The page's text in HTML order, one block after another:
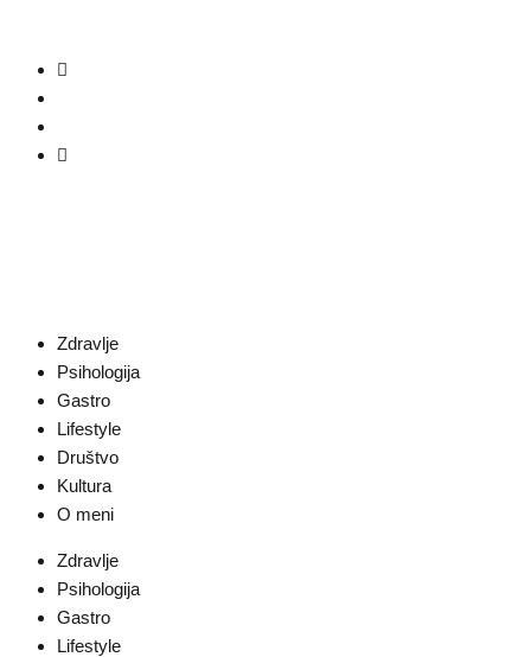
Zdravlje
Psihologija
Gastro
Lifestyle
Društvo
Kultura
O meni
Zdravlje
Psihologija
Gastro
Lifestyle